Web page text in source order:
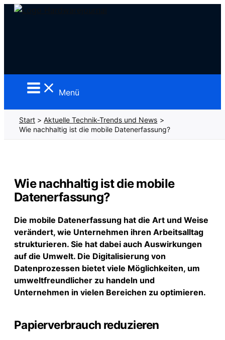
Zum
Menü
Start
Aktuelle Technik-Trends und News
Wie nachhaltig ist die mobile Datenerfassung?
Wie nachhaltig ist die mobile
Datenerfassung?
Die mobile Datenerfassung hat die Art und Weise
verändert, wie Unternehmen ihren Arbeitsalltag
strukturieren. Sie hat dabei auch Auswirkungen
auf die Umwelt. Die Digitalisierung von
Datenprozessen bietet viele Möglichkeiten, um
umweltfreundlicher zu handeln und
Unternehmen in vielen Bereichen zu optimieren.
Papierverbrauch reduzieren